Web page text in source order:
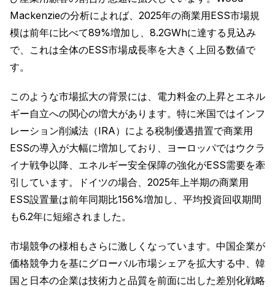
Mackenzieの分析によれば、2025年の商業用ESS市場規
模は前年に比べて89%増加し、8.2GWhに達する見込み
で、これは全体のESS市場成長率を大きく上回る数値で
す。
このような市場拡大の背景には、電力料金の上昇とエネル
ギー自立への関心の増大があります。特に米国ではインフ
レーション削減法（IRA）による税制優遇措置で商業用
ESSの導入が大幅に増加しており、ヨーロッパではウクラ
イナ戦争以降、エネルギー安全保障の強化がESS需要を牽
引しています。ドイツの場合、2025年上半期の商業用
ESS設置量は前年同期比156%増加し、平均投資回収期間
も6.2年に短縮されました。
市場競争の様相もさらに激しくなっています。中国企業が
価格競争力を基にグローバル市場シェアを拡大する中、韓
国と日本の企業は技術力と品質を前面に出した差別化戦略